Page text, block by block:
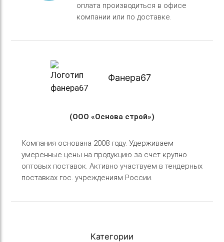
оплата производиться в офисе
компании или по доставке.
Фанера67
(ООО «Основа строй»)
Компания основана 2008 году. Удерживаем
умеренные цены на продукцию за счет крупно
оптовых поставок. Активно участвуем в тендерных
поставках гос. учреждениям России.
Категории